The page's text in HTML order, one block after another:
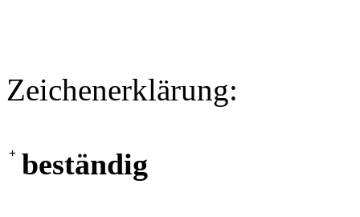
Zeichenerklärung:
+ beständig